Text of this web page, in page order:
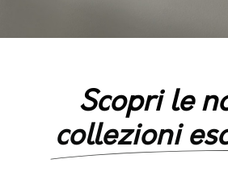
Scopri le
collezioni